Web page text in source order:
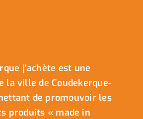
j’achète est une
la ville de Coudekerque-
de promouvoir les
produits « made in